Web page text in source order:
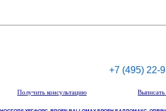
+7 (495) 22-
Получить консультацию